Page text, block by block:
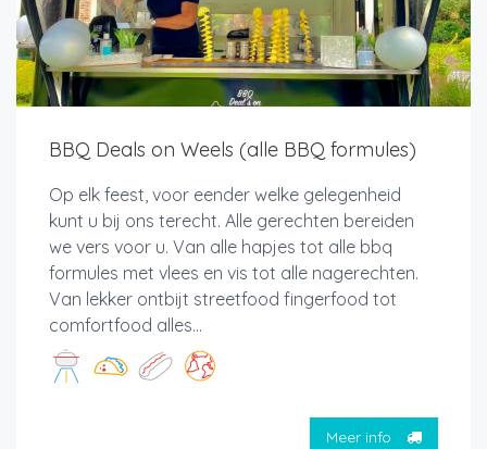
BBQ Deals on Weels (alle BBQ formules)
Op elk feest, voor eender welke gelegenheid
kunt u bij ons terecht. Alle gerechten bereiden
we vers voor u. Van alle hapjes tot alle bbq
formules met vlees en vis tot alle nagerechten.
Van lekker ontbijt streetfood fingerfood tot
comfortfood alles...
Meer info